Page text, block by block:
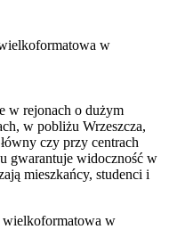
w
w rejonach o dużym
w pobliżu Wrzeszcza,
czy przy centrach
gwarantuje widoczność w
mieszkańcy, studenci i
wielkoformatowa w